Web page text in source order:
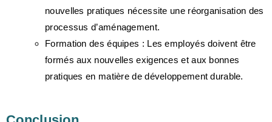
nouvelles pratiques nécessite une réorganisation des
processus d’aménagement.
Formation des équipes : Les employés doivent être
formés aux nouvelles exigences et aux bonnes
pratiques en matière de développement durable.